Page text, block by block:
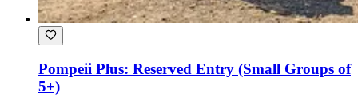
Pompeii Plus: Reserved Entry (Small Groups of
5+)